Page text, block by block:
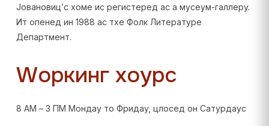
Јовановиц’с хоме ис регистеред ас а мусеум-галлерy.
Ит опенед ин 1988 ас тхе Фолк Литературе
Департмент.
Wоркинг хоурс
8 АМ – 3 ПМ Мондаy то Фридаy, цлосед он Сатурдаyс